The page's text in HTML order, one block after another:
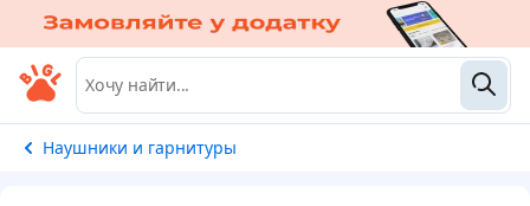
Наушники и гарнитуры